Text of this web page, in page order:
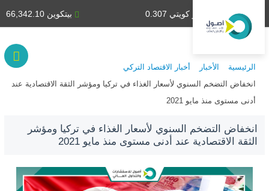
بيتكوين 66,342.10 دينار كويتي 0.307
الرئيسية الأخبار
أخبار الاقتصاد التركي
انخفاض التضخم السنوي لأسعار الغذاء في تركيا ومؤشر الثقة الاقتصادية عند
أدنى مستوى منذ مايو 2021
انخفاض التضخم السنوي لأسعار الغذاء في تركيا ومؤشر
الثقة الاقتصادية عند أدنى مستوى منذ مايو 2021